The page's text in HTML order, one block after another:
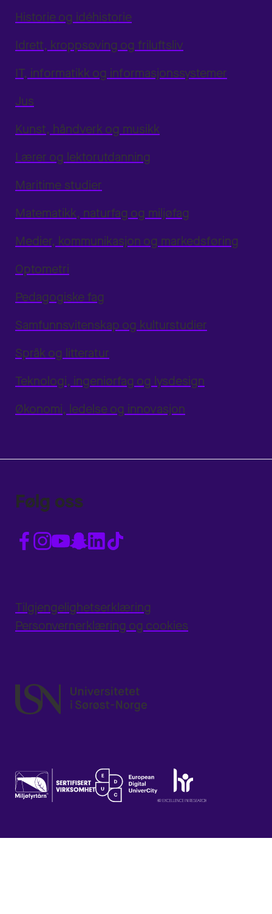
Historie og idéhistorie
Idrett, kroppsøving og friluftsliv
IT, informatikk og informasjonssystemer
Jus
Kunst, håndverk og musikk
Lærer og lektorutdanning
Maritime studier
Matematikk, naturfag og miljøfag
Medier, kommunikasjon og markedsføring
Optometri
Pedagogiske fag
Samfunnsvitenskap og kulturstudier
Språk og litteratur
Teknologi, ingeniørfag og lysdesign
Økonomi, ledelse og innovasjon
Følg oss
Tilgjengelighetserklæring
Personvernerklæring og cookies